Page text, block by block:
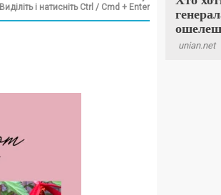
Виділіть і натисніть Ctrl / Cmd + Enter